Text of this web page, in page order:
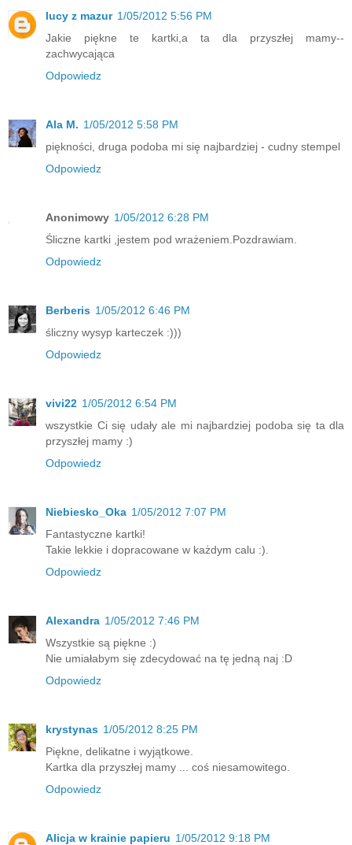
lucy z mazur 1/05/2012 5:56 PM
Jakie piękne te kartki,a ta dla przyszłej mamy--
zachwycająca
Odpowiedz
Ala M. 1/05/2012 5:58 PM
piękności, druga podoba mi się najbardziej - cudny stempel
Odpowiedz
Anonimowy 1/05/2012 6:28 PM
Śliczne kartki ,jestem pod wrażeniem.Pozdrawiam.
Odpowiedz
Berberis 1/05/2012 6:46 PM
śliczny wysyp karteczek :)))
Odpowiedz
vivi22 1/05/2012 6:54 PM
wszystkie Ci się udały ale mi najbardziej podoba się ta dla
przyszłej mamy :)
Odpowiedz
Niebiesko_Oka 1/05/2012 7:07 PM
Fantastyczne kartki!
Takie lekkie i dopracowane w każdym calu :).
Odpowiedz
Alexandra 1/05/2012 7:46 PM
Wszystkie są piękne :)
Nie umiałabym się zdecydować na tę jedną naj :D
Odpowiedz
krystynas 1/05/2012 8:25 PM
Piękne, delikatne i wyjątkowe.
Kartka dla przyszłej mamy ... coś niesamowitego.
Odpowiedz
Alicja w krainie papieru 1/05/2012 9:18 PM